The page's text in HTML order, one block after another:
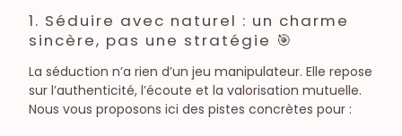
1. Séduire avec naturel : un charme
sincère, pas une stratégie 🎯
La séduction n’a rien d’un jeu manipulateur. Elle repose
sur l’authenticité, l’écoute et la valorisation mutuelle.
Nous vous proposons ici des pistes concrètes pour :